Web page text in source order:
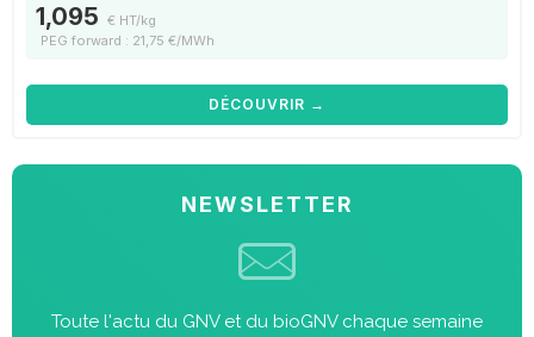
1,095 € HT/kg
PEG forward : 21,75 €/MWh
DÉCOUVRIR →
NEWSLETTER
Toute l'actu du GNV et du bioGNV chaque semaine